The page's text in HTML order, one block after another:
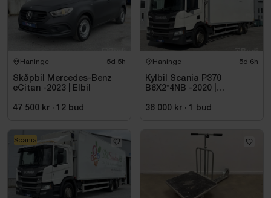
Fazua Ride 60-system
Motor: 250 W
Vridmoment: 60 Nm
Integrerat batteri 36V 430Wh
Naturlig och smidig elassistans
Drivlina & bromsar
Växelgrupp: SRAM NX
Kassett: 11-50T
Crankset: Rotor Ekapic
Hydrauliska skivbromsar från Shimano
Fjädring & utrustning
Haninge 5d 5h
Skåpbil Mercedes-Benz
eCitan -2023 | Elbil
47 500 kr · 12 bud
Haninge 5d 6h
Kylbil Scania P370
B6X2*4NB -2020 |
36 000 kr · 1 bud
Scania